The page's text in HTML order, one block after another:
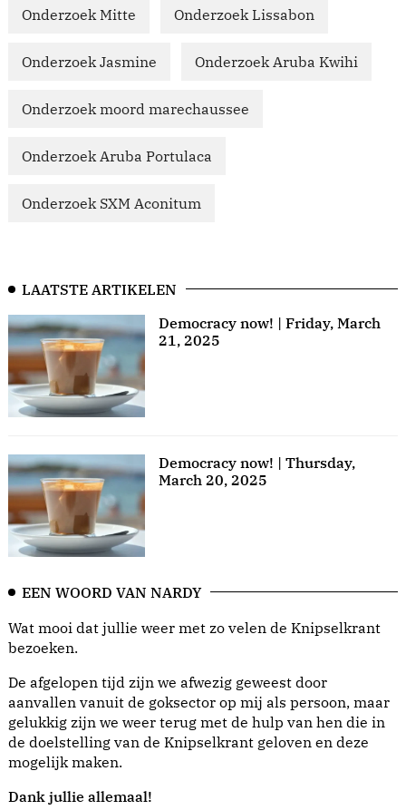
Onderzoek Mitte Onderzoek Lissabon
Onderzoek Jasmine Onderzoek Aruba Kwihi
Onderzoek moord marechaussee
Onderzoek Aruba Portulaca
Onderzoek SXM Aconitum
LAATSTE ARTIKELEN
Democracy now! | Friday, March
21, 2025
Democracy now! | Thursday,
March 20, 2025
EEN WOORD VAN NARDY
Wat mooi dat jullie weer met zo velen de Knipselkrant
bezoeken.
De afgelopen tijd zijn we afwezig geweest door
aanvallen vanuit de goksector op mij als persoon, maar
gelukkig zijn we weer terug met de hulp van hen die in
de doelstelling van de Knipselkrant geloven en deze
mogelijk maken.
Dank jullie allemaal!